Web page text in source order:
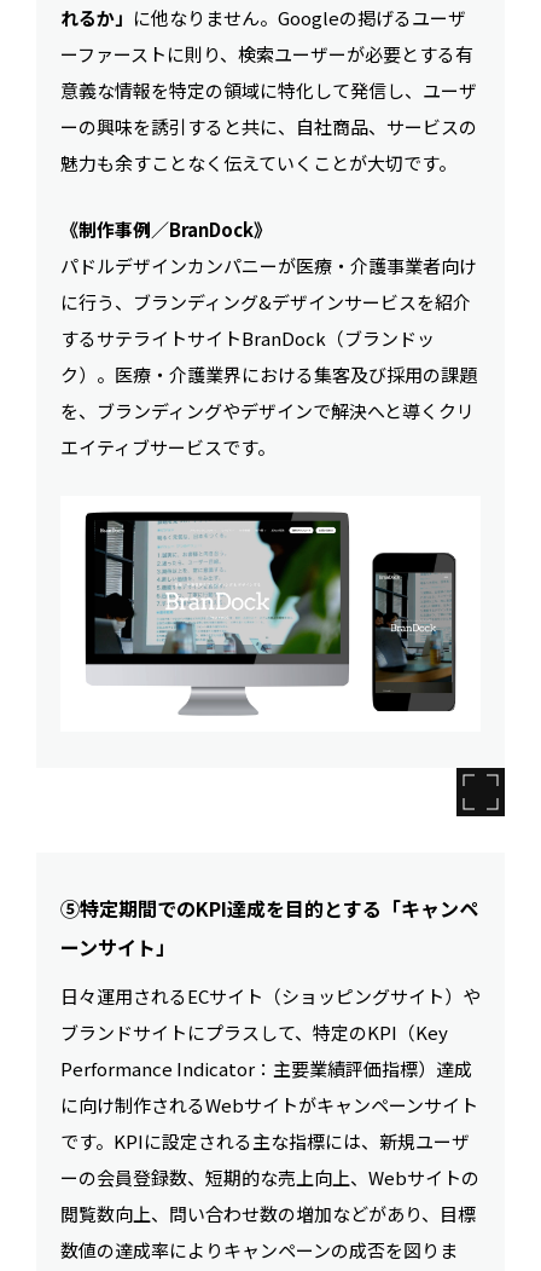
れるか」 に他なりません。Googleの掲げるユーザ
ーファーストに則り、検索ユーザーが必要とする有
意義な情報を特定の領域に特化して発信し、ユーザ
ーの興味を誘引すると共に、自社商品、サービスの
魅力も余すことなく伝えていくことが大切です。
《制作事例／BranDock》
パドルデザインカンパニーが医療・介護事業者向け
に行う、ブランディング&デザインサービスを紹介
するサテライトサイトBranDock（ブランドッ
ク）。医療・介護業界における集客及び採用の課題
を、ブランディングやデザインで解決へと導くクリ
エイティブサービスです。
⑤特定期間でのKPI達成を目的とする「キャンペ
ーンサイト」
日々運用されるECサイト（ショッピングサイト）や
ブランドサイトにプラスして、特定のKPI（Key
Performance Indicator：主要業績評価指標）達成
に向け制作されるWebサイトがキャンペーンサイト
です。KPIに設定される主な指標には、新規ユーザ
ーの会員登録数、短期的な売上向上、Webサイトの
閲覧数向上、問い合わせ数の増加などがあり、目標
数値の達成率によりキャンペーンの成否を図りま